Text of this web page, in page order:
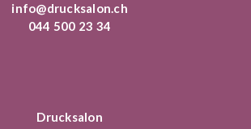
info@drucksalon.ch
044 500 23 34
Drucksalon